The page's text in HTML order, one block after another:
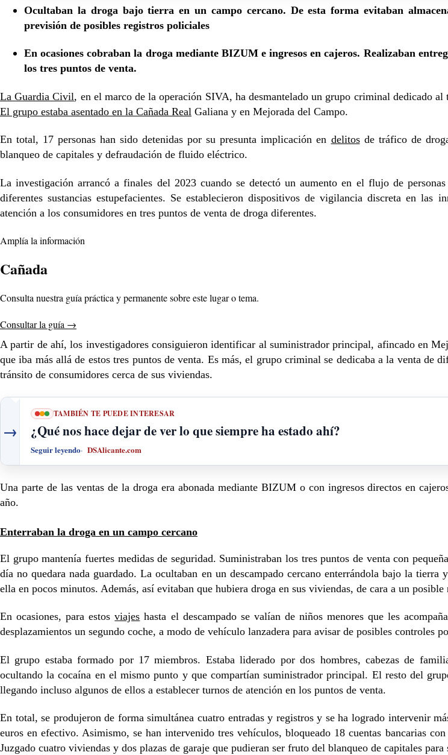
Ocultaban la droga bajo tierra en un campo cercano. De esta forma evitaban
previsión de posibles registros policiales
En ocasiones cobraban la droga mediante BIZUM e ingresos en cajeros. Realizaban
los tres puntos de venta.
La Guardia Civil, en el marco de la operación SIVA, ha desmantelado un grupo criminal dedicado
El grupo estaba asentado en la Cañada Real Galiana y en Mejorada del Campo.
En total, 17 personas han sido detenidas por su presunta implicación en delitosde tráfico de
blanqueo de capitales y defraudación de fluido eléctrico.
La investigación arrancó a finales del 2023 cuando se detectó un aumento en el flujo de
diferentes sustancias estupefacientes. Se establecieron dispositivos de vigilancia discreta en
atención a los consumidores en tres puntos de venta de droga diferentes.
Amplía la información
Cañada
Consulta nuestra guía práctica y permanente sobre este lugar o tema.
Consultar la guía →
A partir de ahí, los investigadores consiguieron identificar al suministrador principal, afincado en
que iba más allá de estos tres puntos de venta. Es más, el grupo criminal se dedicaba a la venta de
tránsito de consumidores cerca de sus viviendas.
→
TAMBIÉN TE PUEDE INTERESAR
¿Qué nos hace dejar de ver lo que siempre ha estado ahí?
Seguir leyendo DSAlicante.com
Una parte de las ventas de la droga era abonada mediante BIZUM o con ingresos directos en
año.
Enterraban la droga en un campo cercano
El grupo mantenía fuertes medidas de seguridad. Suministraban los tres puntos de venta con
día no quedara nada guardado. La ocultaban en un descampado cercano enterrándola bajo la tierra
ella en pocos minutos. Además, así evitaban que hubiera droga en sus viviendas, de cara a un
En ocasiones, para estosviajes hasta el descampado se valían de niños menores que les
desplazamientos un segundo coche, a modo de vehículo lanzadera para avisar de posibles controles
El grupo estaba formado por 17 miembros. Estaba liderado por dos hombres, cabezas de
ocultando la cocaína en el mismo punto y que compartían suministrador principal. El resto del
llegando incluso algunos de ellos a establecer turnos de atención en los puntos de venta.
En total, se produjeron de forma simultánea cuatro entradas y registros y se ha logrado intervenir
euros en efectivo. Asimismo, se han intervenido tres vehículos, bloqueado 18 cuentas bancarias
Juzgado cuatro viviendas y dos plazas de garaje que pudieran ser fruto del blanqueo de capitales